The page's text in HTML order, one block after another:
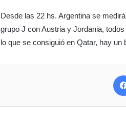
Desde las 22 hs. Argentina se
grupo J con Austria y Jordania,
lo que se consiguió en Qatar, hay